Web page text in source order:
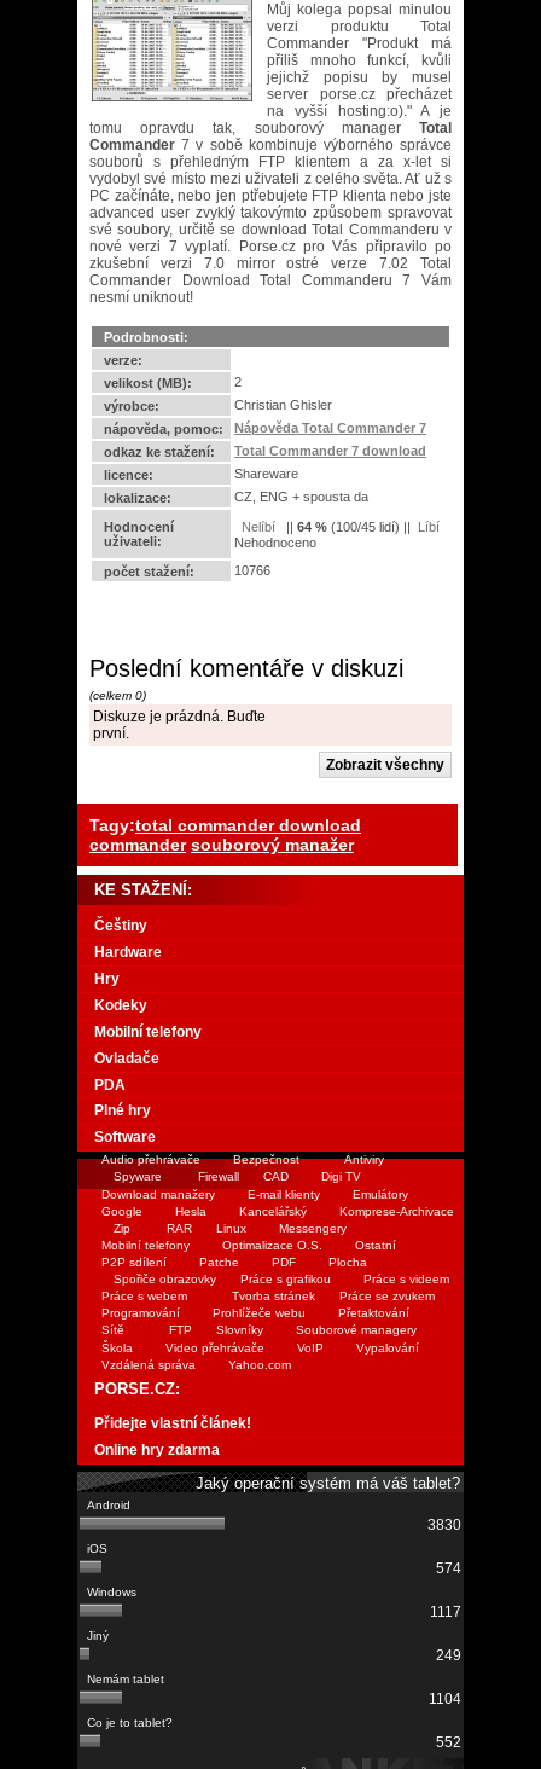
Můj kolega popsal minulou
verzi produktu Total
Commander "Produkt má
přiliš mnoho funkcí, kvůli
jejichž popisu by musel
server porse.cz přecházet
na vyšší hosting:o)." A je
tomu opravdu tak, souborový manager Total
Commander 7 v sobě kombinuje výborného správce
souborů s přehledným FTP klientem a za x-let si
vydobyl své místo mezi uživateli z celého světa. Ať už s
PC začínáte, nebo jen ptřebujete FTP klienta nebo jste
advanced user zvyklý takovýmto způsobem spravovat
své soubory, určitě se download Total Commanderu v
nové verzi 7 vyplatí. Porse.cz pro Vás připravilo po
zkušební verzi 7.0 mirror ostré verze 7.02 Total
Commander Download Total Commanderu 7 Vám
nesmí uniknout!
Podrobnosti:
verze:
velikost (MB):
2
výrobce:
Christian Ghisler
nápověda, pomoc:
Nápověda Total Commander 7
odkaz ke stažení:
Total Commander 7 download
licence:
Shareware
lokalizace:
CZ, ENG + spousta da
Hodnocení
uživateli:
|| 64 % (100/45 lidí) ||
Nehodnoceno
počet stažení:
10766
Poslední komentáře v diskuzi
(celkem 0)
Diskuze je prázdná. Buďte
první.
Tagy:total commander download
commander souborový manažer
KE STAŽENÍ:
Češtiny
Hardware
Hry
Kodeky
Mobilní telefony
Ovladače
PDA
Plné hry
Software
Audio přehrávače Bezpečnost
Antiviry
Spyware
Firewall CAD
Digi TV
Download manažery
E-mail klienty
Emulátory
Google
Hesla Kancelářský
Komprese-Archivace
Zip
RAR Linux
Messengery
Mobilní telefony
Optimalizace O.S.
Ostatní
P2P sdílení
Patche PDF
Plocha
Spořiče obrazovky
Práce s grafikou
Práce s videem
Práce s webem
Tvorba stránek
Práce se zvukem
Programování
Prohlížeče webu
Přetaktování
Sítě
FTP Slovníky
Souborové managery
Škola
Video přehrávače VoIP
Vypalování
Vzdálená správa
Yahoo.com
PORSE.CZ:
Přidejte vlastní článek!
Online hry zdarma
Jaký operační systém má váš tablet?
3830
574
1117
249
1104
552